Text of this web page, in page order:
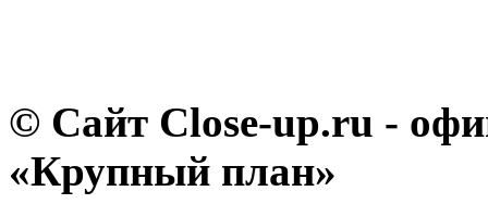
© Сайт Close-up.ru -
«Крупный план»